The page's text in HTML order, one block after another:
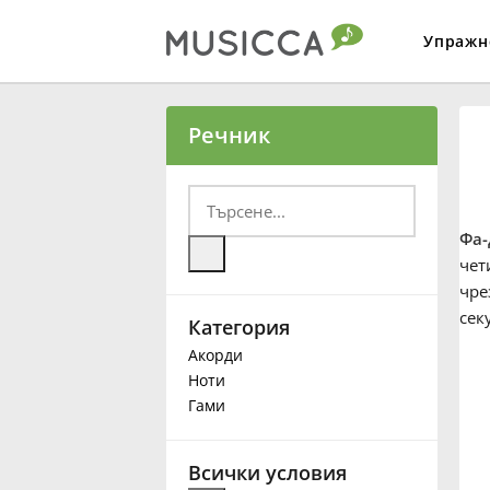
Български
Deutsch
Речник
Категория
Акорди
Ноти
Гами
Всички условия
Фа-